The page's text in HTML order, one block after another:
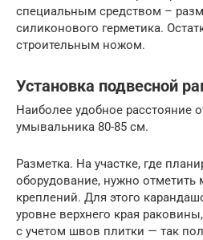
специальным средством –
силиконового герметика.
строительным ножом.
Установка подвесной
Наиболее удобное расстояние
умывальника 80-85 см.
Разметка. На участке, где
оборудование, нужно отметить
креплений. Для этого
уровне верхнего края раковины,
с учетом швов плитки — так